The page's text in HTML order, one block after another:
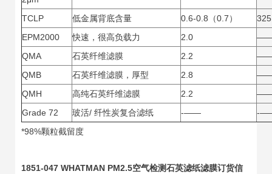
TCLP 低金属背底含量 0.6-0.8（0.7）
325
EPM2000
快速，很高负载力 2.0
QMA
石英纤维滤膜 2.2
QMB
石英纤维滤膜，厚型 2.8
QMH
高纯石英纤维滤膜 2.2
Grade 72
玻活/ 纤性炭复合滤纸 -――
-
*98%颗粒截留度
1851-047 WHATMAN PM2.5空气检测石英滤纸滤膜订货信